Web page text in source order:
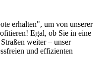
erhalten", um von unserer
Egal, ob Sie in eine
weiter – unser
und effizienten